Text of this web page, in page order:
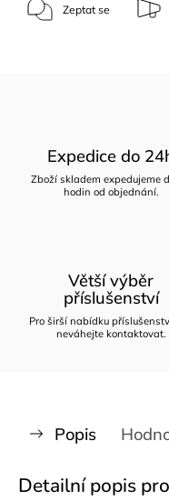
Zeptat se
Expedice do
Zboží skladem expedujeme
hodin od objednání.
Větší výběr
příslušenství
Pro širší nabídku
neváhejte kontaktovat.
Popis
Detailní popis